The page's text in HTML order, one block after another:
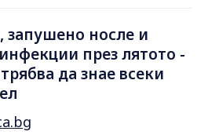
запушено носле и
през лятотo -
да знае всеки